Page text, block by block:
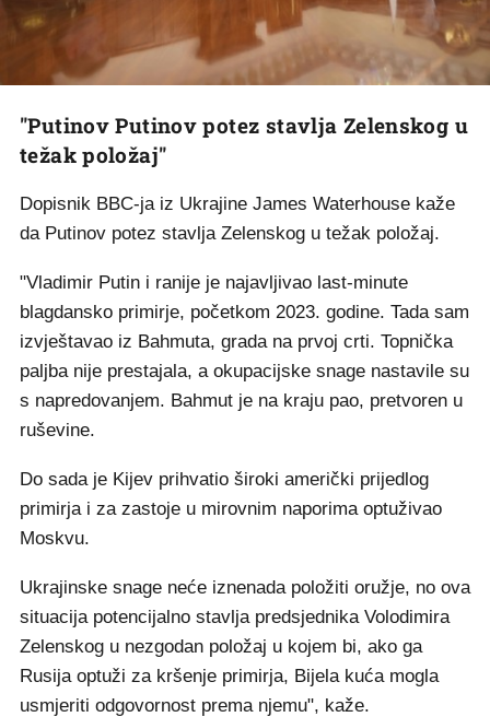
"Putinov Putinov potez stavlja Zelenskog u
težak položaj"
Dopisnik BBC-ja iz Ukrajine James Waterhouse kaže
da Putinov potez stavlja Zelenskog u težak položaj.
"Vladimir Putin i ranije je najavljivao last-minute
blagdansko primirje, početkom 2023. godine. Tada sam
izvještavao iz Bahmuta, grada na prvoj crti. Topnička
paljba nije prestajala, a okupacijske snage nastavile su
s napredovanjem. Bahmut je na kraju pao, pretvoren u
ruševine.
Do sada je Kijev prihvatio široki američki prijedlog
primirja i za zastoje u mirovnim naporima optuživao
Moskvu.
Ukrajinske snage neće iznenada položiti oružje, no ova
situacija potencijalno stavlja predsjednika Volodimira
Zelenskog u nezgodan položaj u kojem bi, ako ga
Rusija optuži za kršenje primirja, Bijela kuća mogla
usmjeriti odgovornost prema njemu", kaže.